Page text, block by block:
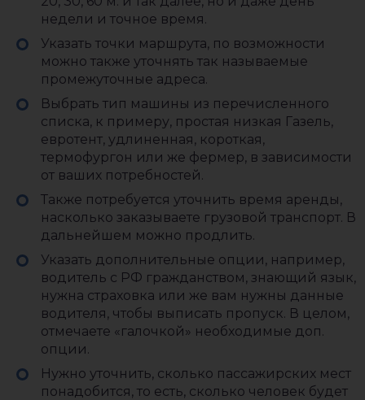
недели и точное время.
Указать точки маршрута, по возможности
можно также уточнять так называемые
промежуточные адреса.
Выбрать тип машины из перечисленного
списка, к примеру, простая низкая Газель,
евротент, удлиненная, короткая,
термофургон или же фермер, в зависимости
от ваших потребностей.
Также потребуется уточнить время аренды,
насколько заказываете грузовой транспорт. В
дальнейшем можно продлить.
Указать дополнительные опции, например,
водитель с РФ гражданством, знающий язык,
нужна страховка или же вам нужны данные
водителя, чтобы выписать пропуск. В целом,
отмечаете «галочкой» необходимые доп.
опции.
Нужно уточнить, сколько пассажирских мест
понадобится, то есть, сколько человек будет